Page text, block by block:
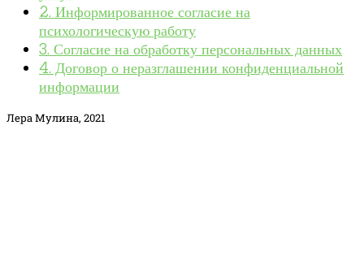
2. Информированное согласие на
психологическую работу
3. Согласие на обработку персональных данных
4. Договор о неразглашении конфиденциальной
информации
Лера Мулина, 2021